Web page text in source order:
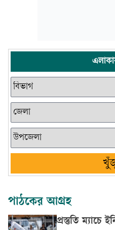
পাঠকের আগ্রহ
প্রস্তুতি ম্যাচে